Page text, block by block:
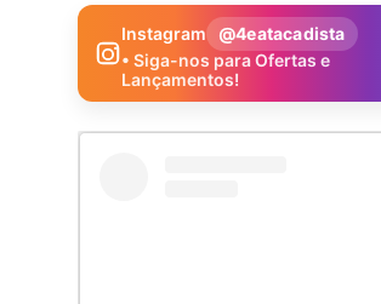
Instagram
@4eatacadista
• Siga-nos para Ofertas e
Lançamentos!